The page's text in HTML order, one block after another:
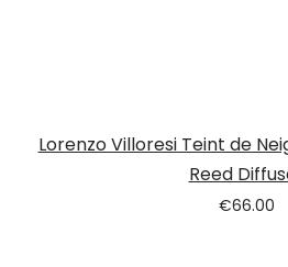
Lorenzo Villoresi Teint de
Reed
€66.00